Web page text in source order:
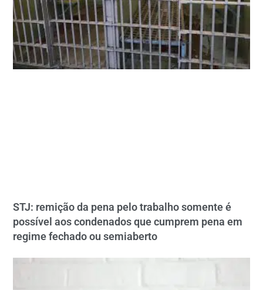
STJ: remição da pena pelo trabalho somente é
possível aos condenados que cumprem pena em
regime fechado ou semiaberto